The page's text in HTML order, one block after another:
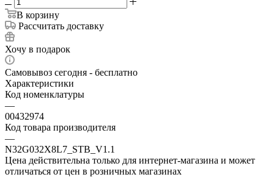
В корзину
Рассчитать доставку
Хочу в подарок
Самовывоз сегодня - бесплатно
Характеристики
Код номенклатуры
—
00432974
Код товара производителя
—
N32G032X8L7_STB_V1.1
Цена действительна только для интернет-магазина и может
отличаться от цен в розничных магазинах